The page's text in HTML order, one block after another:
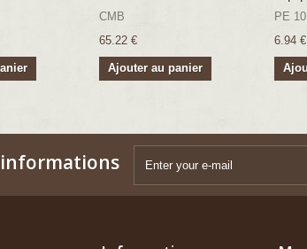
CMB
65.22 €
Ajouter au panier
PE 10
6.94 €